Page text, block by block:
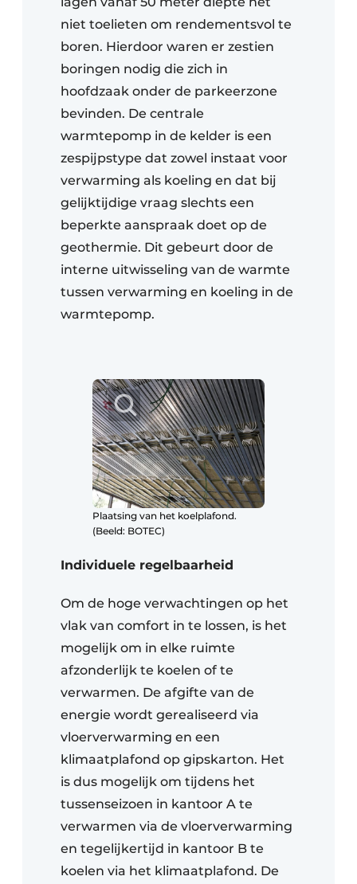
niet toelieten om rendementsvol te
boren. Hierdoor waren er zestien
boringen nodig die zich in
hoofdzaak onder de parkeerzone
bevinden. De centrale
warmtepomp in de kelder is een
zespijpstype dat zowel instaat voor
verwarming als koeling en dat bij
gelijktijdige vraag slechts een
beperkte aanspraak doet op de
geothermie. Dit gebeurt door de
interne uitwisseling van de warmte
tussen verwarming en koeling in de
warmtepomp.
Plaatsing van het koelplafond.
(Beeld: BOTEC)
Individuele regelbaarheid
Om de hoge verwachtingen op het
vlak van comfort in te lossen, is het
mogelijk om in elke ruimte
afzonderlijk te koelen of te
verwarmen. De afgifte van de
energie wordt gerealiseerd via
vloerverwarming en een
klimaatplafond op gipskarton. Het
is dus mogelijk om tijdens het
tussenseizoen in kantoor A te
verwarmen via de vloerverwarming
en tegelijkertijd in kantoor B te
koelen via het klimaatplafond. De